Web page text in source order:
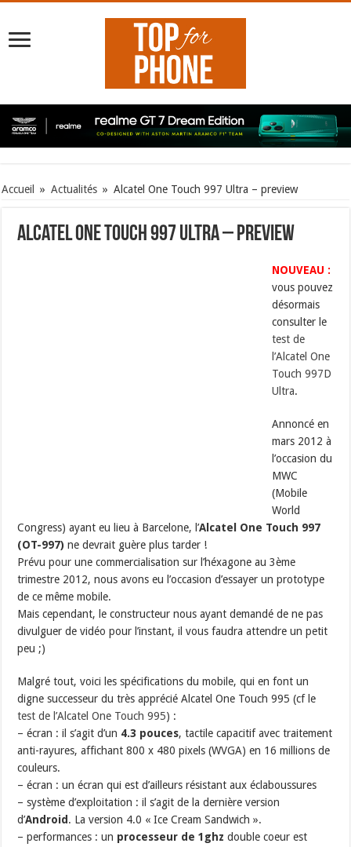
Accueil » Actualités » Alcatel One Touch 997 Ultra – preview
Alcatel One Touch 997 Ultra – preview
NOUVEAU :
vous pouvez
désormais
consulter le
test de
l’Alcatel One
Touch 997D
Ultra.
Annoncé en
mars 2012 à
l’occasion du
MWC
(Mobile
World
Congress) ayant eu lieu à Barcelone, l’Alcatel One Touch 997
(OT-997)ne devrait guère plus tarder !
Prévu pour une commercialisation sur l’héxagone au 3ème
trimestre 2012, nous avons eu l’occasion d’essayer un prototype
de ce même mobile.
Mais cependant, le constructeur nous ayant demandé de ne pas
divulguer de vidéo pour l’instant, il vous faudra attendre un petit
peu ;)
Malgré tout, voici les spécifications du mobile, qui en font un
digne successeur du très apprécié Alcatel One Touch 995 (cf le
test de l’Alcatel One Touch 995) :
– écran : il s’agit d’un 4.3 pouces, tactile capacitif avec traitement
anti-rayures, affichant 800 x 480 pixels (WVGA) en 16 millions de
couleurs.
– écran : un écran qui est d’ailleurs résistant aux éclaboussures
– système d’exploitation : il s’agit de la dernière version
d’Android. La version 4.0 « Ice Cream Sandwich ».
– performances : un processeur de 1ghzdouble coeur est